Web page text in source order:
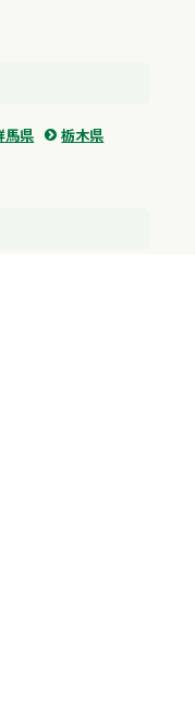
馬県
栃木県